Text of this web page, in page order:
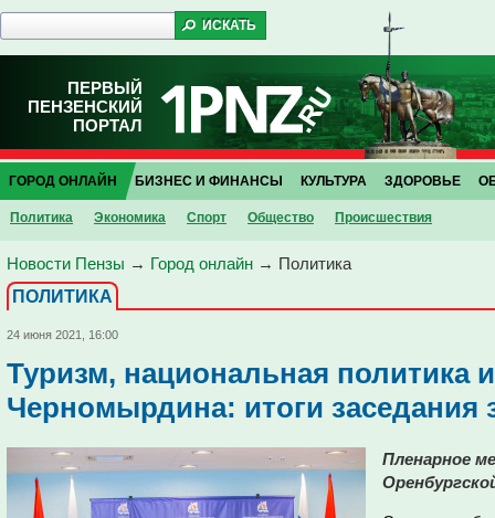
ПЕРВЫЙ
ПЕНЗЕНСКИЙ
ПОРТАЛ
ГОРОД ОНЛАЙН
Политика Экономика Спорт Общество Проиcшествия
БИЗНЕС И ФИНАНСЫ КУЛЬТУРА ЗДОРОВЬЕ
Новости Пензы → Город онлайн → Политика
ПОЛИТИКА
24 июня 2021, 16:00
Туризм, национальная политика
Черномырдина: итоги заседания
Пленарное